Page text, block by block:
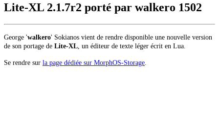
Lite-XL 2.1.7r2 porté par walkero 1502
George 'walkero' Sokianos vient de rendre disponible une nouvelle version
de son portage de Lite-XL , un éditeur de texte léger écrit en Lua.
Se rendre sur la page dédiée sur MorphOS-Storage